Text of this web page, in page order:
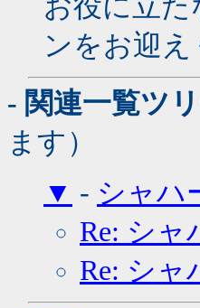
お役に立
ンをお迎え
- 関連一覧ツ
ます）
▼ - シャハ
Re: シャ
Re: シャ